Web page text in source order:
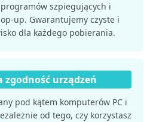
szpiegujących i
up. Gwarantujemy czyste i
dla każdego pobierania.
zgodność urządzeń
pod kątem komputerów PC i
od tego, czy korzystasz